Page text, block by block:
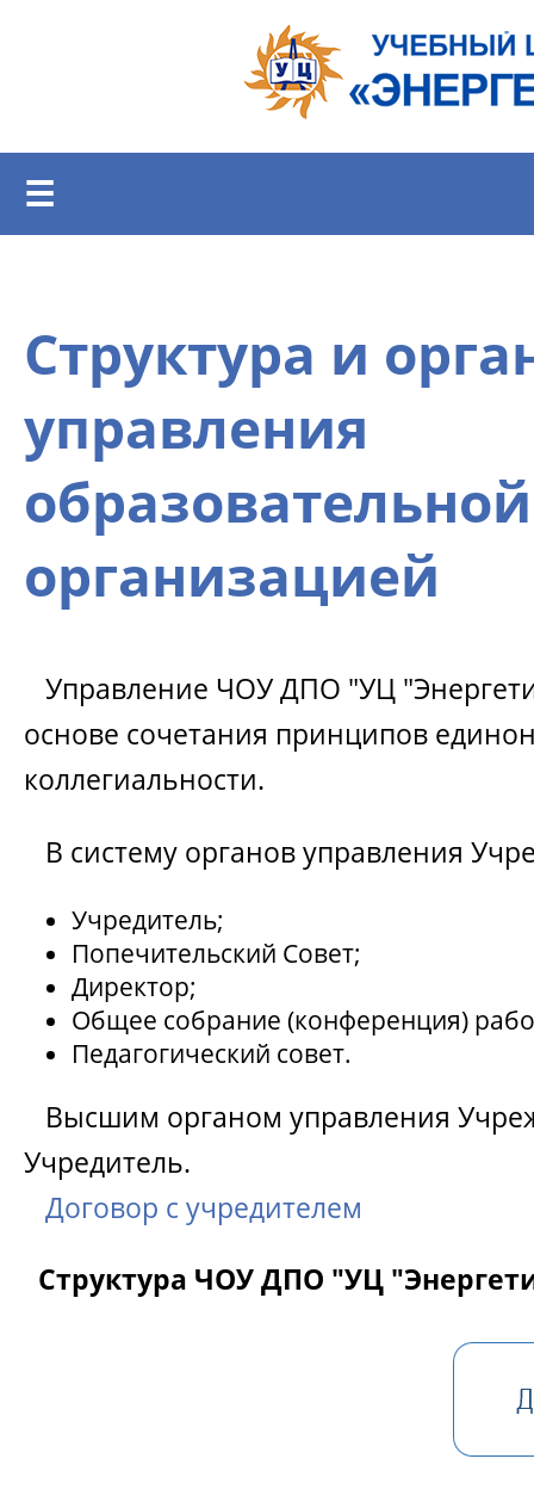
Перейти к основному содержанию
☰
Структура и
управления
образовательной
организацией
Управление ЧОУ ДПО "УЦ
основе сочетания принципов
коллегиальности.
В систему органов управления
Учредитель;
Попечительский Совет;
Директор;
Общее собрание (конференция)
Педагогический совет.
Высшим органом управления
Учредитель.
Договор с учредителем
Структура ЧОУ ДПО "УЦ